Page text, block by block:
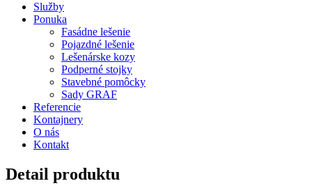
Služby
Ponuka
Fasádne lešenie
Pojazdné lešenie
Lešenárske kozy
Podperné stojky
Stavebné pomôcky
Sady GRAF
Referencie
Kontajnery
O nás
Kontakt
Detail produktu